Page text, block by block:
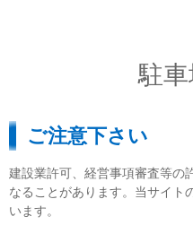
駐
ご注意下さい
建設業許可、経営事項審査等の
なることがあります。当サイト
います。